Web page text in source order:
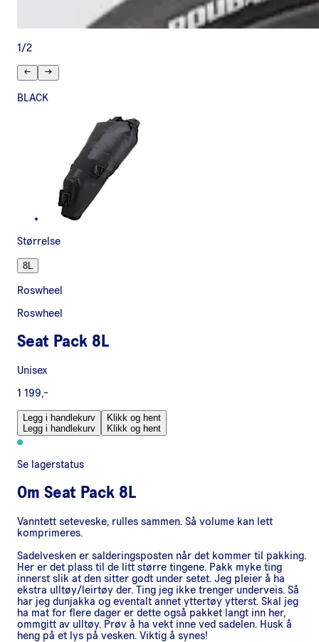
1 /2
BLACK
Størrelse
8L
Roswheel
Roswheel
Seat Pack 8L
Unisex
1 199,-
Legg i handlekurv
Legg i handlekurv
Klikk og hent
Klikk og hent
Se lagerstatus
Om Seat Pack 8L
Vanntett seteveske, rulles sammen. Så volume kan lett
komprimeres.
Sadelvesken er salderingsposten når det kommer til pakking.
Her er det plass til de litt større tingene. Pakk myke ting
innerst slik at den sitter godt under setet. Jeg pleier å ha
ekstra ulltøy/leirtøy der. Ting jeg ikke trenger underveis. Så
har jeg dunjakka og eventalt annet yttertøy ytterst. Skal jeg
ha mat for flere dager er dette også pakket langt inn her,
ommgitt av ulltøy. Prøv å ha vekt inne ved sadelen. Husk å
heng på et lys på vesken. Viktig å synes!